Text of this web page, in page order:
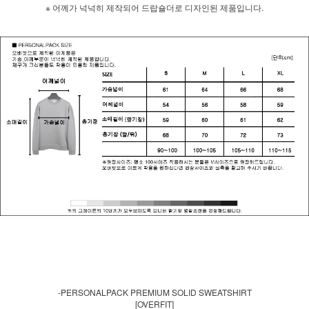
※ 어께가 넉넉히 제작되어 드랍숄더로 디자인된 제품입니다.
-PERSONALPACK PREMIUM SOLID SWEATSHIRT
[OVERFIT]